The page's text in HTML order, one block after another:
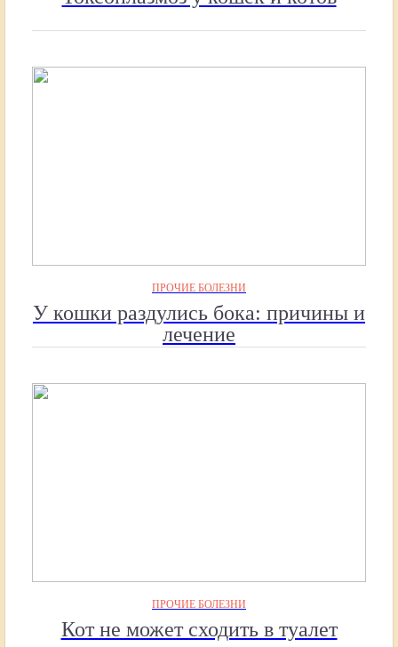
ПРОЧИЕ БОЛЕЗНИ
У кошки раздулись бока: причины и
лечение
ПРОЧИЕ БОЛЕЗНИ
Кот не может сходить в туалет